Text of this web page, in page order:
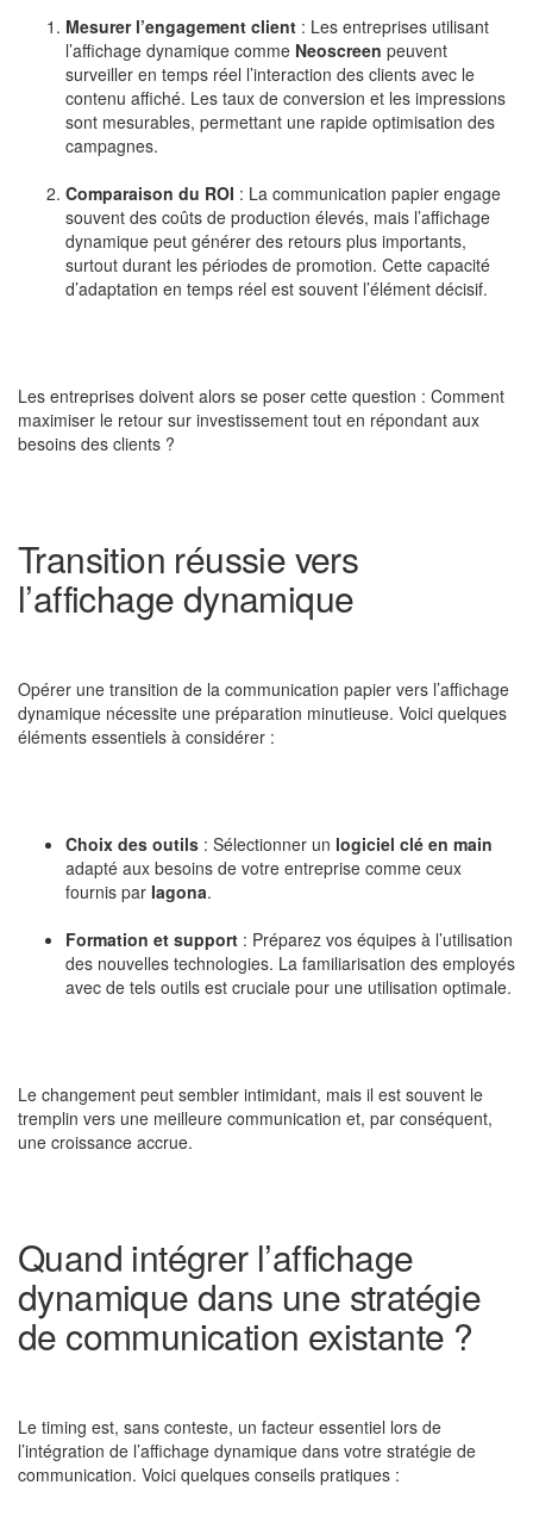
Mesurer l’engagement client : Les entreprises utilisant
l’affichage dynamique comme Neoscreen peuvent
surveiller en temps réel l’interaction des clients avec le
contenu affiché. Les taux de conversion et les impressions
sont mesurables, permettant une rapide optimisation des
campagnes.
Comparaison du ROI : La communication papier engage
souvent des coûts de production élevés, mais l’affichage
dynamique peut générer des retours plus importants,
surtout durant les périodes de promotion. Cette capacité
d’adaptation en temps réel est souvent l’élément décisif.
Les entreprises doivent alors se poser cette question : Comment
maximiser le retour sur investissement tout en répondant aux
besoins des clients ?
Transition réussie vers
l’affichage dynamique
Opérer une transition de la communication papier vers l’affichage
dynamique nécessite une préparation minutieuse. Voici quelques
éléments essentiels à considérer :
Choix des outils : Sélectionner un logiciel clé en main
adapté aux besoins de votre entreprise comme ceux
fournis par Iagona.
Formation et support : Préparez vos équipes à l’utilisation
des nouvelles technologies. La familiarisation des employés
avec de tels outils est cruciale pour une utilisation optimale.
Le changement peut sembler intimidant, mais il est souvent le
tremplin vers une meilleure communication et, par conséquent,
une croissance accrue.
Quand intégrer l’affichage
dynamique dans une stratégie
de communication existante ?
Le timing est, sans conteste, un facteur essentiel lors de
l’intégration de l’affichage dynamique dans votre stratégie de
communication. Voici quelques conseils pratiques :